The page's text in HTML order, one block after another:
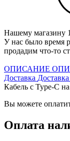
Нашему магазину
У нас было время
продадим что-то
ОПИСАНИЕ
Доставка Доставка
Кабель с Type-C
Вы можете
Оплата